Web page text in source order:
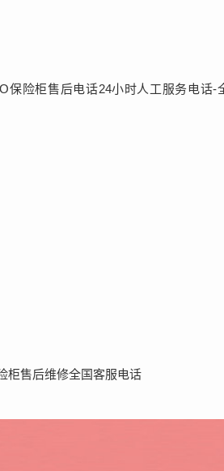
保险柜售后电话24小时人工服务电
柜售后维修全国客服电话